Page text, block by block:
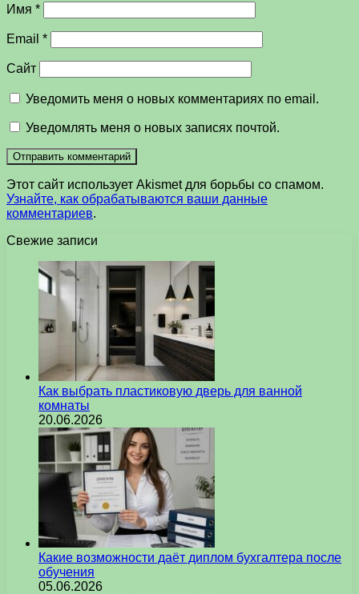
Имя *
Email *
Сайт
Уведомить меня о новых комментариях по email.
Уведомлять меня о новых записях почтой.
Этот сайт использует Akismet для борьбы со спамом.
Узнайте, как обрабатываются ваши данные
комментариев.
Свежие записи
Как выбрать пластиковую дверь для ванной
комнаты
20.06.2026
Какие возможности даёт диплом бухгалтера после
обучения
05.06.2026